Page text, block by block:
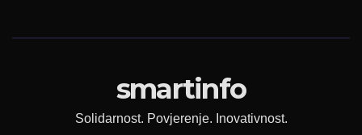
smartinfo
Solidarnost. Povjerenje. Inovativnost.